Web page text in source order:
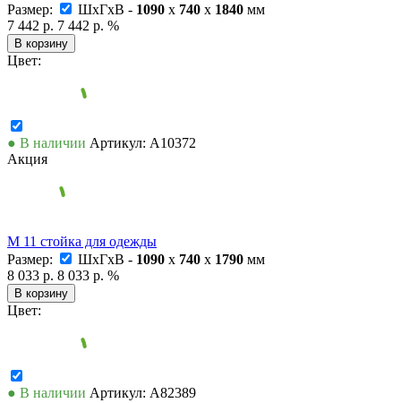
Размер:
ШxГxВ - 1090 x 740 x 1840 мм
7 442 р. 7 442 р. %
В корзину
Цвет:
● В наличии Артикул: А10372
Акция
М 11 стойка для одежды
Размер:
ШxГxВ - 1090 x 740 x 1790 мм
8 033 р. 8 033 р. %
В корзину
Цвет:
● В наличии Артикул: А82389